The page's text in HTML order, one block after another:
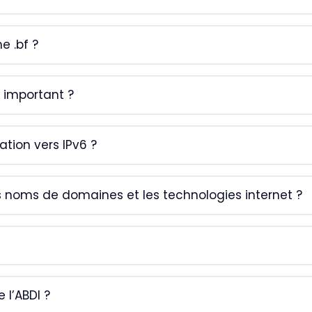
.bf ?
important ?
vers IPv6 ?
de domaines et les technologies internet ?
?